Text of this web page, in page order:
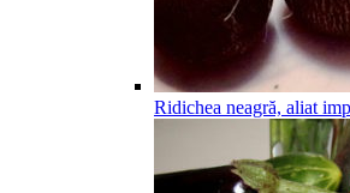
Ridichea neagră, aliat